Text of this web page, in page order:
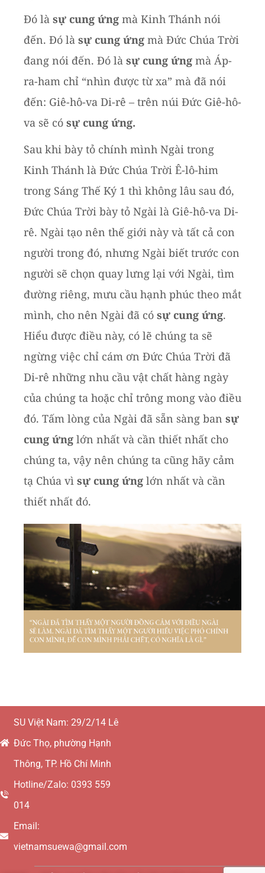
Đó là sự cung ứng mà Kinh Thánh nói
đến. Đó là sự cung ứng mà Đức Chúa Trời
đang nói đến. Đó là sự cung ứng mà Áp-
ra-ham chỉ “nhìn được từ xa” mà đã nói
đến: Giê-hô-va Di-rê – trên núi Đức Giê-hô-
va sẽ có sự cung ứng.
Sau khi bày tỏ chính mình Ngài trong
Kinh Thánh là Đức Chúa Trời Ê-lô-him
trong Sáng Thế Ký 1 thì không lâu sau đó,
Đức Chúa Trời bày tỏ Ngài là Giê-hô-va Di-
rê. Ngài tạo nên thế giới này và tất cả con
người trong đó, nhưng Ngài biết trước con
người sẽ chọn quay lưng lại với Ngài, tìm
đường riêng, mưu cầu hạnh phúc theo mắt
mình, cho nên Ngài đã có sự cung ứng.
Hiểu được điều này, có lẽ chúng ta sẽ
ngừng việc chỉ cám ơn Đức Chúa Trời đã
Di-rê những nhu cầu vật chất hàng ngày
của chúng ta hoặc chỉ trông mong vào điều
đó. Tấm lòng của Ngài đã sẵn sàng ban sự
cung ứng lớn nhất và cần thiết nhất cho
chúng ta, vậy nên chúng ta cũng hãy cảm
tạ Chúa vì sự cung ứng lớn nhất và cần
thiết nhất đó.
SU Việt Nam: 29/2/14 Lê
Đức Thọ, phường Hạnh
Thông, TP. Hồ Chí Minh
Hotline/Zalo: 0393 559
014
Email:
vietnamsuewa@gmail.com